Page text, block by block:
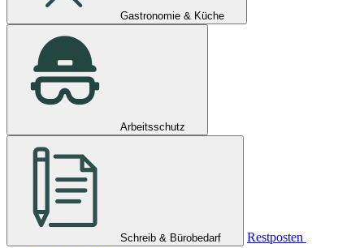
Gastronomie & Küche
Arbeitsschutz
Schreib & Bürobedarf
Restposten